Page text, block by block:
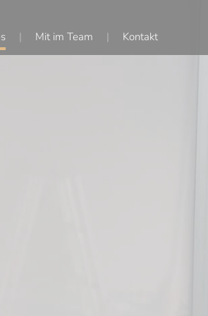
Mit im Team Kontakt